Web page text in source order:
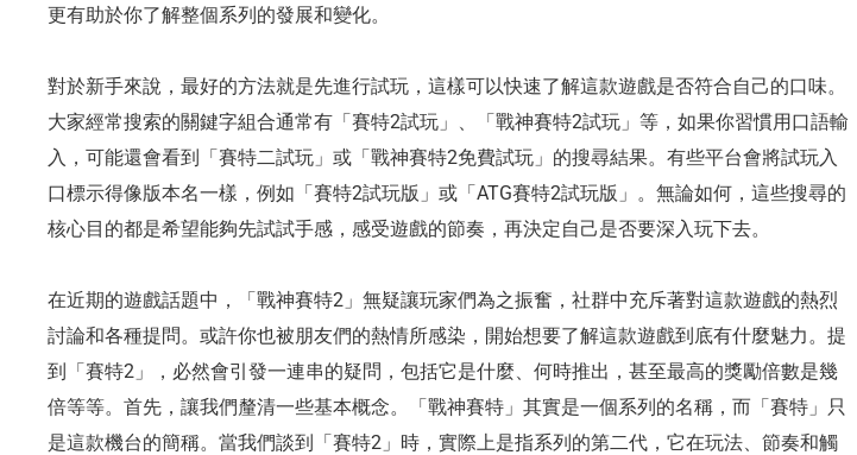
更有助於你了解整個系列的發展和變化。
對於新手來說，最好的方法就是先進行試玩，這樣可以快速了解這款遊戲是否符合自己的口味。
大家經常搜索的關鍵字組合通常有「賽特2試玩」、「戰神賽特2試玩」等，如果你習慣用口語輸
入，可能還會看到「賽特二試玩」或「戰神賽特2免費試玩」的搜尋結果。有些平台會將試玩入
口標示得像版本名一樣，例如「賽特2試玩版」或「ATG賽特2試玩版」。無論如何，這些搜尋的
核心目的都是希望能夠先試試手感，感受遊戲的節奏，再決定自己是否要深入玩下去。
在近期的遊戲話題中，「戰神賽特2」無疑讓玩家們為之振奮，社群中充斥著對這款遊戲的熱烈
討論和各種提問。或許你也被朋友們的熱情所感染，開始想要了解這款遊戲到底有什麼魅力。提
到「賽特2」，必然會引發一連串的疑問，包括它是什麼、何時推出，甚至最高的獎勵倍數是幾
倍等等。首先，讓我們釐清一些基本概念。「戰神賽特」其實是一個系列的名稱，而「賽特」只
是這款機台的簡稱。當我們談到「賽特2」時，實際上是指系列的第二代，它在玩法、節奏和觸